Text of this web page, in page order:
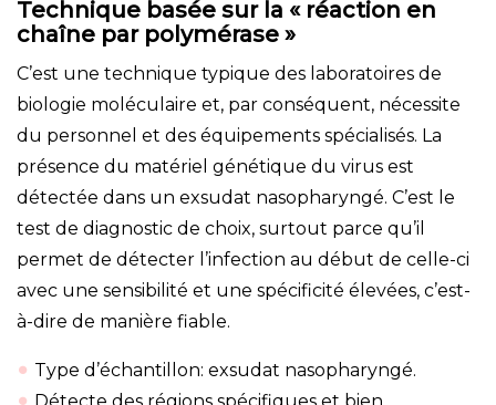
Technique basée sur la « réaction en
chaîne par polymérase »
C’est une technique typique des laboratoires de
biologie moléculaire et, par conséquent, nécessite
du personnel et des équipements spécialisés. La
présence du matériel génétique du virus est
détectée dans un exsudat nasopharyngé. C’est le
test de diagnostic de choix, surtout parce qu’il
permet de détecter l’infection au début de celle-ci
avec une sensibilité et une spécificité élevées, c’est-
à-dire de manière fiable.
Type d’échantillon: exsudat nasopharyngé.